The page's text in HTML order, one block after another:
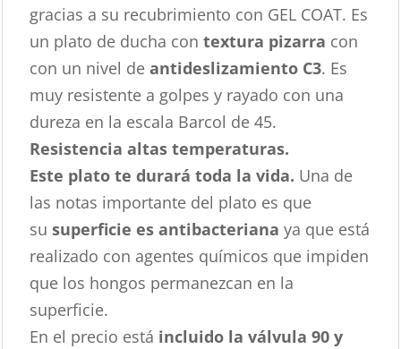
gracias a su recubrimiento con GEL COAT. Es
un plato de ducha con textura pizarra con
con un nivel deantideslizamiento C3. Es
muy resistente a golpes y rayado con una
dureza en la escala Barcol de 45.
Resistencia altas temperaturas.
Este plato te durará toda la vida. Una de
las notas importante del plato es que
susuperficie es antibacterianaya que está
realizado con agentes químicos que impiden
que los hongos permanezcan en la
superficie.
En el precio está incluido la válvula 90 y